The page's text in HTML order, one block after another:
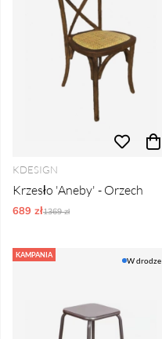
KDESIGN
Krzesło 'Aneby' - Orzech
689 złOrdynarne ceny:
1369 zł
KAMPANIA
W drodze